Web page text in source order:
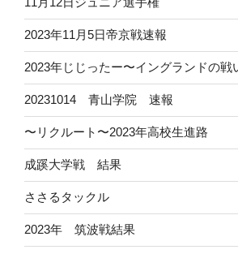
2023年11月5日帝京戦速報
2023年じじったー〜イングランドの戦
20231014 青山学院 速報
〜リクルート〜2023年高校生進路
成蹊大学戦 結果
ささるタックル
2023年 筑波戦結果